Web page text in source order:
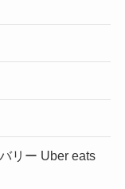
リー Uber eats